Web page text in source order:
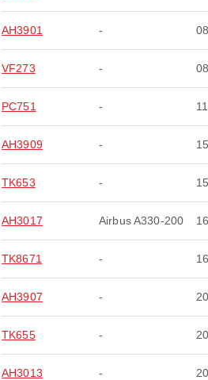
AH3901 -
VF273 -
PC751 -
AH3909 -
TK653 -
AH3017 Airbus A330-200
TK8671 -
AH3907 -
TK655 -
AH3013 -